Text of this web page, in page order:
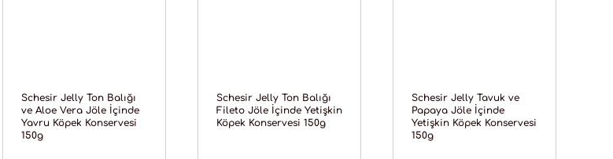
Schesir Jelly Ton Balığı
ve Aloe Vera Jöle İçinde
Yavru Köpek Konservesi
150g
Schesir Jelly Ton Balığı
Fileto Jöle İçinde Yetişkin
Köpek Konservesi 150g
Schesir Jelly Tavuk ve
Papaya Jöle İçinde
Yetişkin Köpek Konservesi
150g